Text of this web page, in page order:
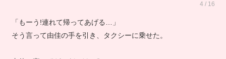
4 / 16
「もーう!連れて帰ってあげる…」
そう言って由佳の手を引き、タクシーに乗せた。